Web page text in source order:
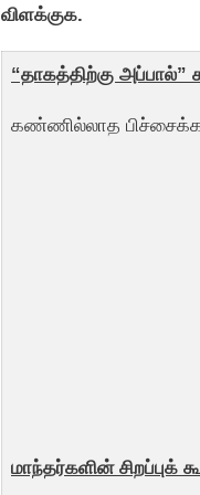
விளக்குக.
“தாகத்திற்கு
கண்ணில்லாத
மாந்தர்களின் சிறப்புக்